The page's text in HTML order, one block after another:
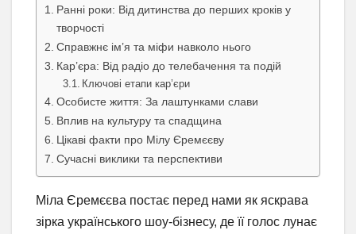
Ранні роки: Від дитинства до перших кроків у
творчості
Справжнє ім’я та міфи навколо нього
Кар’єра: Від радіо до телебачення та подій
Ключові етапи кар’єри
Особисте життя: За лаштунками слави
Вплив на культуру та спадщина
Цікаві факти про Мілу Єремєєву
Сучасні виклики та перспективи
Міла Єремєєва постає перед нами як яскрава
зірка українського шоу-бізнесу, де її голос лунає